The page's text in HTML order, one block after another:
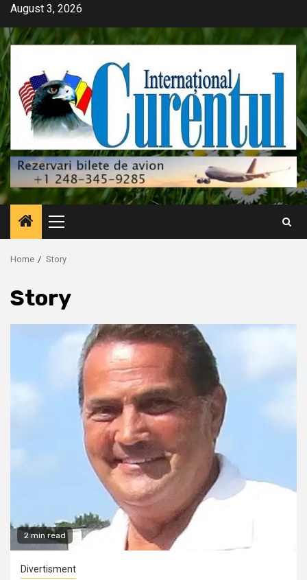
Skip
content
August 3, 2026
Primary
Menu
Home Story
Story
2 min read
Divertisment